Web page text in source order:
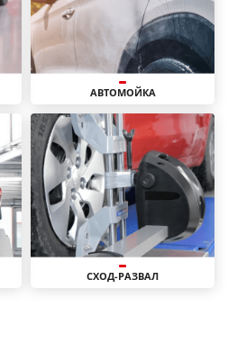
АВТОМОЙКА
СХОД-РАЗВАЛ